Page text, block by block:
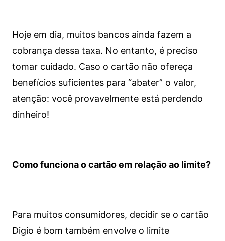
Hoje em dia, muitos bancos ainda fazem a
cobrança dessa taxa. No entanto, é preciso
tomar cuidado. Caso o cartão não ofereça
benefícios suficientes para “abater” o valor,
atenção: você provavelmente está perdendo
dinheiro!
Como funciona o cartão em relação ao limite?
Para muitos consumidores, decidir se o cartão
Digio é bom também envolve o limite